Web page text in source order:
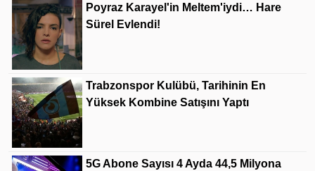
Poyraz Karayel'in Meltem'iydi… Hare
Sürel Evlendi!
Trabzonspor Kulübü, Tarihinin En
Yüksek Kombine Satışını Yaptı
5G Abone Sayısı 4 Ayda 44,5 Milyona